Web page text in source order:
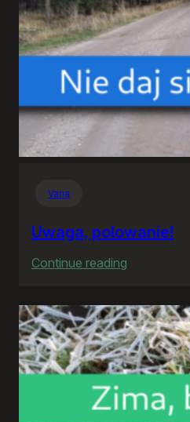
Varia
Uwaga, polowanie!
Continue reading
polowanie!